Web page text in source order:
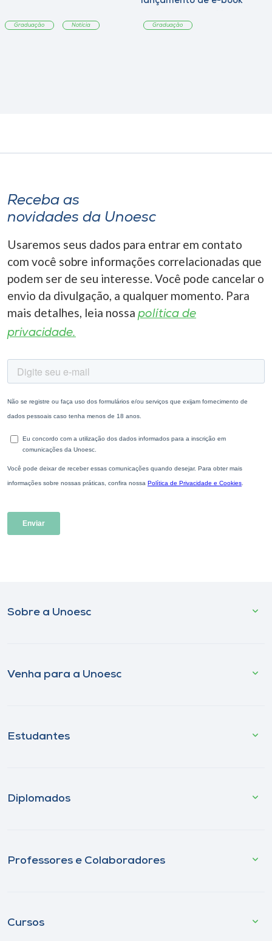
Graduação Notícia Graduação
Receba as
novidades da Unoesc
Usaremos seus dados para entrar em contato
com você sobre informações correlacionadas que
podem ser de seu interesse. Você pode cancelar o
envio da divulgação, a qualquer momento. Para
mais detalhes, leia nossa política de
privacidade.
Sobre a Unoesc
Venha para a Unoesc
Estudantes
Diplomados
Professores e Colaboradores
Cursos